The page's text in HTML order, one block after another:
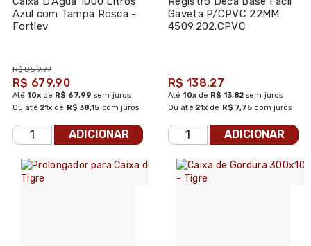
Azul com Tampa Rosca -
Fortlev
R$ 859,77
R$ 679,90
Até10xde R$ 67,99 sem juros
Ou até 21x de R$ 38,15 com juros
ADICIONAR
Gaveta P/CPVC 22MM
4509.202.CPVC
R$ 138,27
Até10xde R$ 13,82 sem juros
Ou até 21x de R$ 7,75 com juros
ADICIONAR